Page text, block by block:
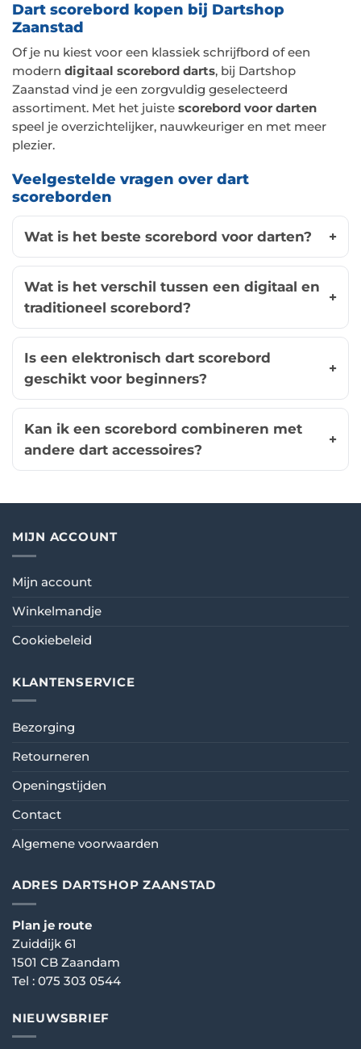
Dart scorebord kopen bij Dartshop
Zaanstad
Of je nu kiest voor een klassiek schrijfbord of een
modern digitaal scorebord darts, bij Dartshop
Zaanstad vind je een zorgvuldig geselecteerd
assortiment. Met het juiste scorebord voor darten
speel je overzichtelijker, nauwkeuriger en met meer
plezier.
Veelgestelde vragen over dart
scoreborden
Wat is het beste scorebord voor darten?
Wat is het verschil tussen een digitaal en
traditioneel scorebord?
Is een elektronisch dart scorebord
geschikt voor beginners?
Kan ik een scorebord combineren met
andere dart accessoires?
MIJN ACCOUNT
Mijn account
Winkelmandje
Cookiebeleid
KLANTENSERVICE
Bezorging
Retourneren
Openingstijden
Contact
Algemene voorwaarden
ADRES DARTSHOP ZAANSTAD
Plan je route
Zuiddijk 61
1501 CB Zaandam
Tel : 075 303 0544
NIEUWSBRIEF